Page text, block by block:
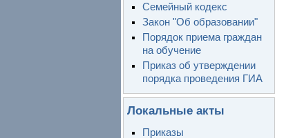
Семейный кодекс
Закон "Об образовании"
Порядок приема граждан
на обучение
Приказ об утверждении
порядка проведения ГИА
Локальные акты
Приказы